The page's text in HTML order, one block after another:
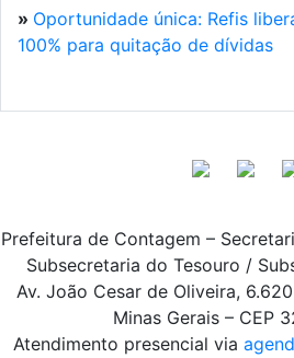
» Oportunidade única: Refis
100% para quitação de dívidas
Prefeitura de Contagem –
Subsecretaria do Tesouro /
Av. João Cesar de Oliveira,
Minas Gerais – CEP
Atendimento presencial via